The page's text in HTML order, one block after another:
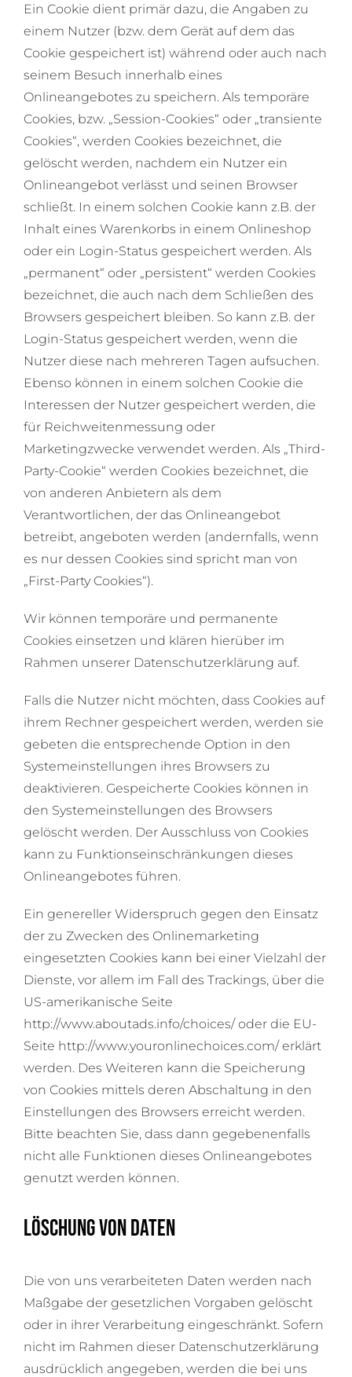
Ein Cookie dient primär dazu, die Angaben zu
einem Nutzer (bzw. dem Gerät auf dem das
Cookie gespeichert ist) während oder auch nach
seinem Besuch innerhalb eines
Onlineangebotes zu speichern. Als temporäre
Cookies, bzw. „Session-Cookies“ oder „transiente
Cookies“, werden Cookies bezeichnet, die
gelöscht werden, nachdem ein Nutzer ein
Onlineangebot verlässt und seinen Browser
schließt. In einem solchen Cookie kann z.B. der
Inhalt eines Warenkorbs in einem Onlineshop
oder ein Login-Status gespeichert werden. Als
„permanent“ oder „persistent“ werden Cookies
bezeichnet, die auch nach dem Schließen des
Browsers gespeichert bleiben. So kann z.B. der
Login-Status gespeichert werden, wenn die
Nutzer diese nach mehreren Tagen aufsuchen.
Ebenso können in einem solchen Cookie die
Interessen der Nutzer gespeichert werden, die
für Reichweitenmessung oder
Marketingzwecke verwendet werden. Als „Third-
Party-Cookie“ werden Cookies bezeichnet, die
von anderen Anbietern als dem
Verantwortlichen, der das Onlineangebot
betreibt, angeboten werden (andernfalls, wenn
es nur dessen Cookies sind spricht man von
„First-Party Cookies“).
Wir können temporäre und permanente
Cookies einsetzen und klären hierüber im
Rahmen unserer Datenschutzerklärung auf.
Falls die Nutzer nicht möchten, dass Cookies auf
ihrem Rechner gespeichert werden, werden sie
gebeten die entsprechende Option in den
Systemeinstellungen ihres Browsers zu
deaktivieren. Gespeicherte Cookies können in
den Systemeinstellungen des Browsers
gelöscht werden. Der Ausschluss von Cookies
kann zu Funktionseinschränkungen dieses
Onlineangebotes führen.
Ein genereller Widerspruch gegen den Einsatz
der zu Zwecken des Onlinemarketing
eingesetzten Cookies kann bei einer Vielzahl der
Dienste, vor allem im Fall des Trackings, über die
US-amerikanische Seite
http://www.aboutads.info/choices/oder die EU-
Seite http://www.youronlinechoices.com/erklärt
werden. Des Weiteren kann die Speicherung
von Cookies mittels deren Abschaltung in den
Einstellungen des Browsers erreicht werden.
Bitte beachten Sie, dass dann gegebenenfalls
nicht alle Funktionen dieses Onlineangebotes
genutzt werden können.
Löschung von Daten
Die von uns verarbeiteten Daten werden nach
Maßgabe der gesetzlichen Vorgaben gelöscht
oder in ihrer Verarbeitung eingeschränkt. Sofern
nicht im Rahmen dieser Datenschutzerklärung
ausdrücklich angegeben, werden die bei uns